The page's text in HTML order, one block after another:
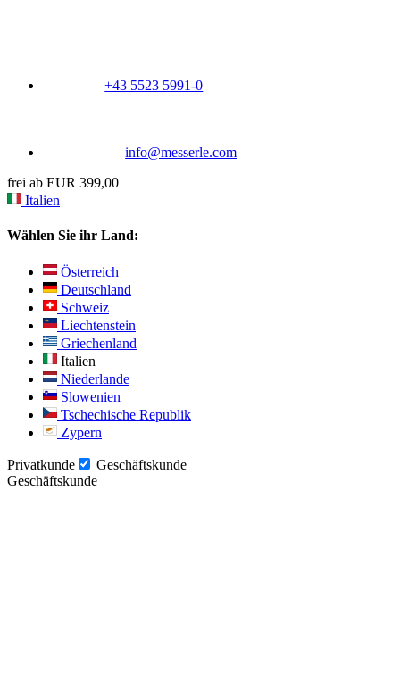
+43 5523 5991-0
info@messerle.com
frei ab EUR 399,00
Italien
Wählen Sie ihr Land:
Österreich
Deutschland
Schweiz
Liechtenstein
Griechenland
Italien
Niederlande
Slowenien
Tschechische Republik
Zypern
Privatkunde
Geschäftskunde
Geschäftskunde